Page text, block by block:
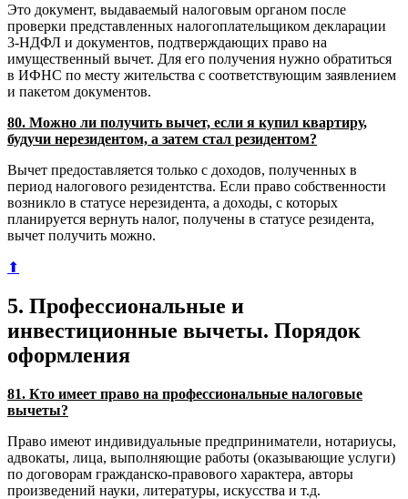
Это документ, выдаваемый налоговым органом после
проверки представленных налогоплательщиком декларации
3-НДФЛ и документов, подтверждающих право на
имущественный вычет. Для его получения нужно обратиться
в ИФНС по месту жительства с соответствующим заявлением
и пакетом документов.
80. Можно ли получить вычет, если я купил квартиру,
будучи нерезидентом, а затем стал резидентом?
Вычет предоставляется только с доходов, полученных в
период налогового резидентства. Если право собственности
возникло в статусе нерезидента, а доходы, с которых
планируется вернуть налог, получены в статусе резидента,
вычет получить можно.
⬆
5. Профессиональные и
инвестиционные вычеты. Порядок
оформления
81. Кто имеет право на профессиональные налоговые
вычеты?
Право имеют индивидуальные предприниматели, нотариусы,
адвокаты, лица, выполняющие работы (оказывающие услуги)
по договорам гражданско-правового характера, авторы
произведений науки, литературы, искусства и т.д.